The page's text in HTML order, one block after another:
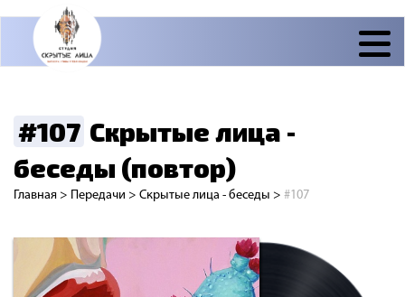
#107 Скрытые лица -
беседы (повтор)
Главная > Передачи > Скрытые лица - беседы > #107